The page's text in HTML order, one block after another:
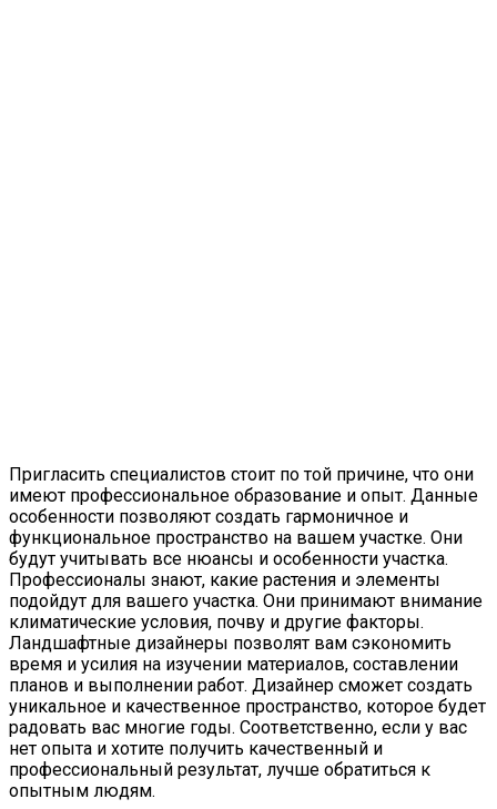
Пригласить специалистов стоит по той причине, что они
имеют профессиональное образование и опыт. Данные
особенности позволяют создать гармоничное и
функциональное пространство на вашем участке. Они
будут учитывать все нюансы и особенности участка.
Профессионалы знают, какие растения и элементы
подойдут для вашего участка. Они принимают внимание
климатические условия, почву и другие факторы.
Ландшафтные дизайнеры позволят вам сэкономить
время и усилия на изучении материалов, составлении
планов и выполнении работ. Дизайнер сможет создать
уникальное и качественное пространство, которое будет
радовать вас многие годы. Соответственно, если у вас
нет опыта и хотите получить качественный и
профессиональный результат, лучше обратиться к
опытным людям.